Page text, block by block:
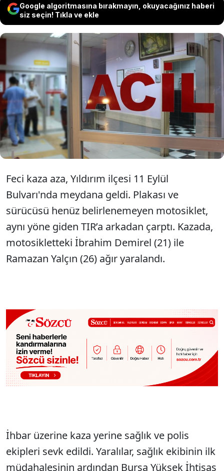
Google algoritmasına bırakmayın, okuyacağınız haberi
siz seçin! Tıkla ve ekle
Bursa'da yaşanan feci kazada vince
arkadan çarpan motosikletteki 2
kişi ağır yaralandı.
Feci kaza aza, Yıldırım ilçesi 11 Eylül
Bulvarı'nda meydana geldi. Plakası ve
sürücüsü henüz belirlenemeyen motosiklet,
aynı yöne giden TIR’a arkadan çarptı. Kazada,
motosikletteki İbrahim Demirel (21) ile
Ramazan Yalçın (26) ağır yaralandı.
İhbar üzerine kaza yerine sağlık ve polis
ekipleri sevk edildi. Yaralılar, sağlık ekibinin ilk
müdahalesinin ardından Bursa Yüksek İhtisas